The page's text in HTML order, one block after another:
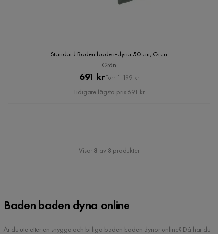
Standard Baden baden-dyna 50 cm, Grön
Grön
Pris
691 kr Original
Pris
Förr 1 199 kr
Tidigare lägsta pris 691 kr
Visar 8 av 8 produkter
Baden baden dyna online
Är du ute efter en snygga och billiga baden baden dynor online? Då har du